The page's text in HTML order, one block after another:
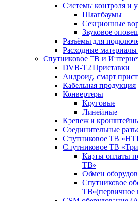
Системы контроля и
Шлагбаумы
Секционные
Звуковое
Разъёмы для
Расходные
Спутниковое ТВ и
DVB-Т2 Приставки
Андроид, смарт
Кабельная продукция
Конвертеры
Круговые
Линейные
Крепеж и
Соединительные
Спутниковое ТВ
Спутниковое ТВ
Карты оплаты
ТВ»
Обмен
Спутниковое
ТВ»(первичное